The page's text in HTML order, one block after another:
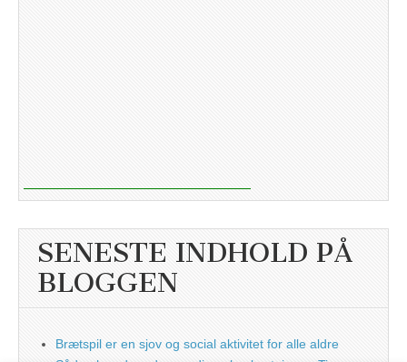
SENESTE INDHOLD PÅ
BLOGGEN
Brætspil er en sjov og social aktivitet for alle aldre